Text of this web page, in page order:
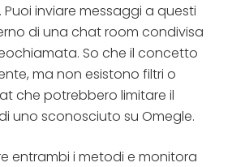
inviare messaggi a questi
di una chat room condivisa
So che il concetto
ma non esistono filtri o
che potrebbero limitare il
uno sconosciuto su Omegle.
entrambi i metodi e monitora